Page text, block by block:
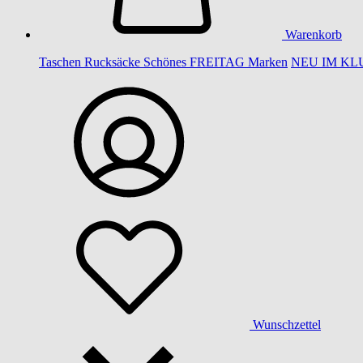
Warenkorb
Taschen Rucksäcke Schönes FREITAG Marken NEU IM
Wunschzettel